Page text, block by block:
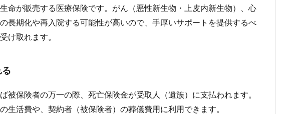
命が販売する医療保険です。がん（悪性新生物・上皮内新生物）、心
長期化や再入院する可能性が高いので、手厚いサポートを提供するべ
け取れます。
る
被保険者の万一の際、死亡保険金が受取人（遺族）に支払われます。
生活費や、契約者（被保険者）の葬儀費用に利用できます。